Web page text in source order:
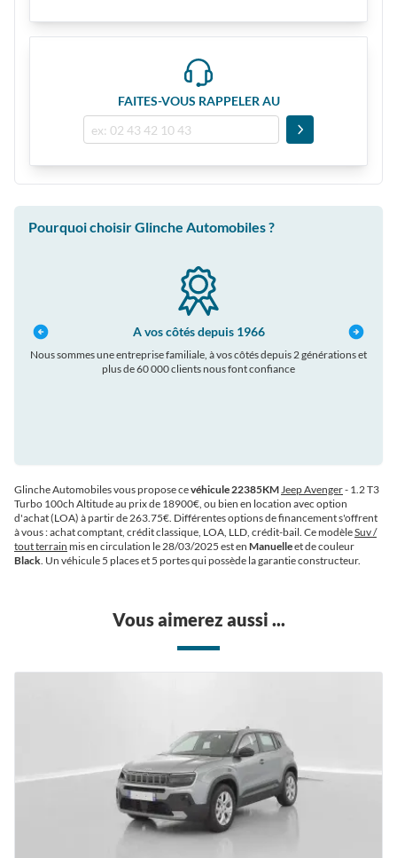
FAITES-VOUS RAPPELER AU
Pourquoi choisir Glinche Automobiles ?
A vos côtés depuis 1966
Nous sommes une entreprise familiale, à vos côtés depuis 2 générations et
plus de 60 000 clients nous font confiance
Glinche Automobiles vous propose cevéhicule 22385KMJeep Avenger- 1.2 T3
Turbo 100ch Altitude au prix de 18900€, ou bien en location avec option
d'achat (LOA) à partir de 263.75€. Différentes options de financement s'offrent
à vous : achat comptant, crédit classique, LOA, LLD, crédit-bail. Ce modèleSuv /
tout terrain mis en circulation le 28/03/2025 est en Manuelleet de couleur
Black. Un véhicule 5 places et 5 portes qui possède la garantie constructeur.
Vous aimerez aussi ...